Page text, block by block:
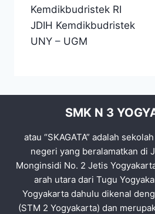
Kemdikbudristek RI
JDIH Kemdikbudristek
UNY – UGM
SMK N 3
atau “SKAGATA” adalah
negeri yang beralamatkan di
Monginsidi No. 2 Jetis
arah utara dari Tugu
Yogyakarta dahulu dikenal
(STM 2 Yogyakarta) dan